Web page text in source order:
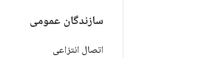
سازندگان عمومی
اتصال انتزاعی